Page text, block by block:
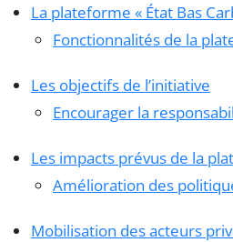
La plateforme « État Bas
Fonctionnalités de la
Les objectifs de l’initiative
Encourager la
Les impacts prévus de la
Amélioration des
Mobilisation des acteurs